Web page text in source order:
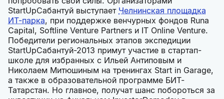
StartUpСабантуй выступает Челнинская площадка
ИТ-парка, при поддержке венчурных фондов Runa
Capital, Softline Venture Partners и IT Online Venture.
Победители региональных этапов экспедиции
StartUpСабантуй-2013 примут участие в стартап-
школе для избранных с Ильей Антиповым и
Николаем Митюшиным на тренингах Start in Garage,
а также в образовательной программе БИТ-
Татарстан. Но главное, получат шанс побороться за